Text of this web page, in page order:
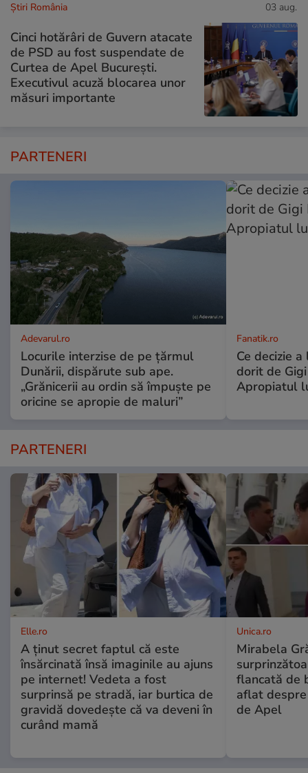
Știri România 03 aug.
Cinci hotărâri de Guvern atacate
de PSD au fost suspendate de
Curtea de Apel București.
Executivul acuză blocarea unor
măsuri importante
PARTENERI
Adevarul.ro
Locurile interzise de pe țărmul
Dunării, dispărute sub ape.
„Grănicerii au ordin să împuște pe
oricine se apropie de maluri”
Fanatik.ro
Ce decizie
dorit de
Apropiatul
PARTENERI
Elle.ro
A ținut secret faptul că este
însărcinată însă imaginile au ajuns
pe internet! Vedeta a fost
surprinsă pe stradă, iar burtica de
gravidă dovedește că va deveni în
curând mamă
Unica.ro
Mirabela
flancată de
aflat
de Apel